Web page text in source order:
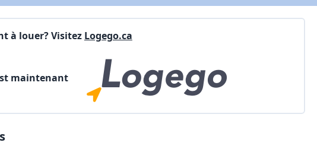
à louer? Visitez Logego.ca
maintenant
X Fermer